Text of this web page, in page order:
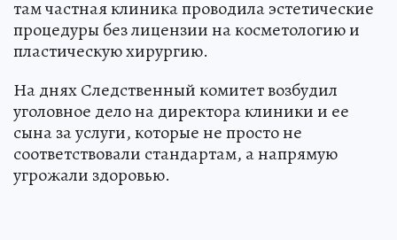
там частная клиника проводила эстетические
процедуры без лицензии на косметологию и
пластическую хирургию.
На днях Следственный комитет возбудил
уголовное дело на директора клиники и ее
сына за услуги, которые не просто не
соответствовали стандартам, а напрямую
угрожали здоровью.